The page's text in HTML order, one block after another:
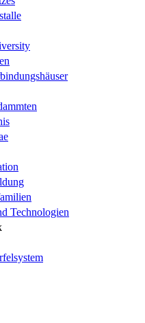
Technologien